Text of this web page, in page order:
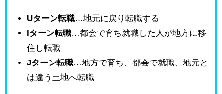
Uターン転職…地元に戻り転職する
Iターン転職…都会で育ち就職した人が地方に移
住し転職
Jターン転職…地方で育ち、都会で就職、地元と
は違う土地へ転職